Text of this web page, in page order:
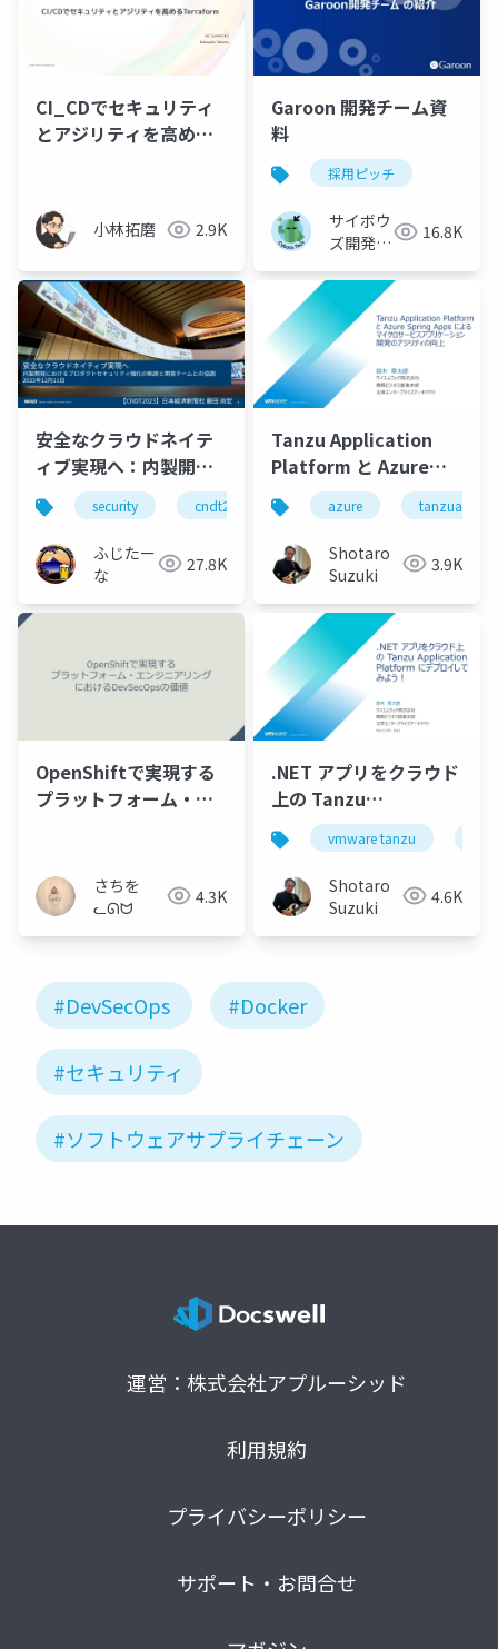
CI_CDでセキュリティ
とアジリティを高める
小林拓磨 2.9K
Garoon 開発チーム資
料
採用ピッチ
サイボウ
ズ開発本
16.8K
安全なクラウドネイテ
ィブ実現へ：内製開発
におけるプロダクトセ
キュリティ強化の軌跡
と開発チームとの協調 -
CNDT2023
security cndt2023
ふじたー
な
27.8K
Tanzu Application
Platform と Azure
Spring Apps によるマ
イクロサービスアプリ
ケーション開発のアジ
リティ向上
azure
Shotaro
Suzuki
3.9K
OpenShiftで実現する
プラットフォーム・エ
さちを
ᓚᘏᗢ
4.3K
.NET アプリをクラウド
上の Tanzu
Application Platform
にデプロイしてみよ
う！-for-.NET Lab
20230325-fin
vmware tanzu
Shotaro
Suzuki
4.6K
#DevSecOps #Docker
#セキュリティ
#ソフトウェアサプライチェーン
運営：株式会社アプルーシッド
利用規約
プライバシーポリシー
サポート・お問合せ